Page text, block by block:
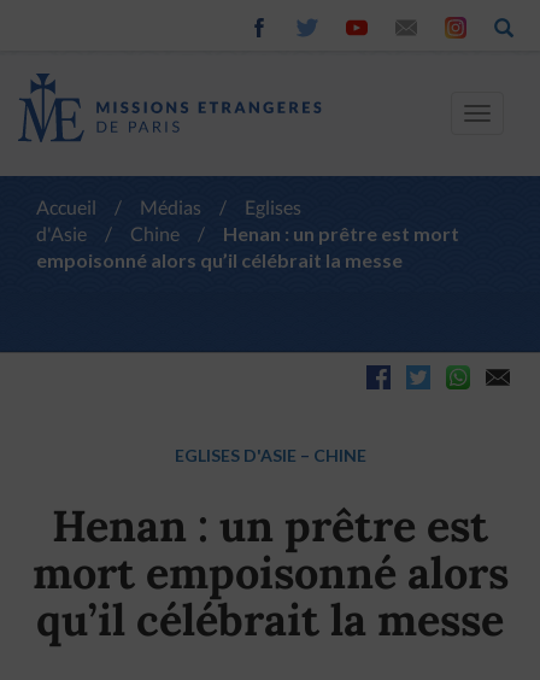
Toggle
Accueil / Médias /
Eglises
d'Asie
/ Chine /
Henan : un prêtre est mort
empoisonné alors qu’il célébrait la messe
EGLISES D'ASIE – CHINE
Henan : un prêtre est
mort empoisonné alors
qu’il célébrait la messe